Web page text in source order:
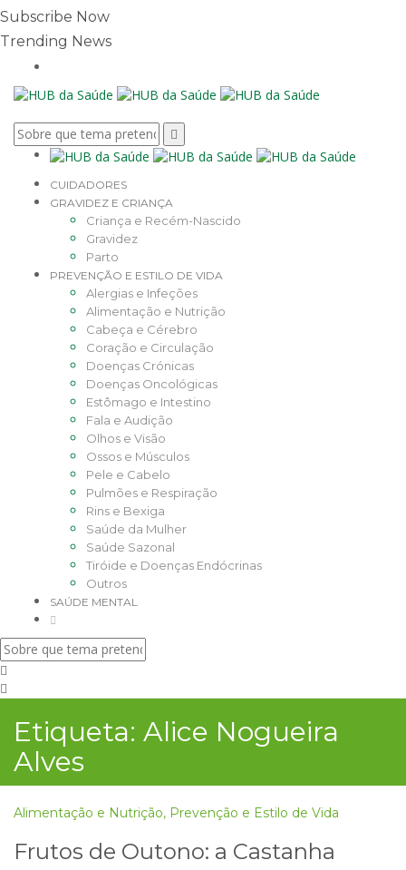
Subscribe Now
Trending News
CUIDADORES
GRAVIDEZ E CRIANÇA
Criança e Recém-Nascido
Gravidez
Parto
PREVENÇÃO E ESTILO DE VIDA
Alergias e Infeções
Alimentação e Nutrição
Cabeça e Cérebro
Coração e Circulação
Doenças Crónicas
Doenças Oncológicas
Estômago e Intestino
Fala e Audição
Olhos e Visão
Ossos e Músculos
Pele e Cabelo
Pulmões e Respiração
Rins e Bexiga
Saúde da Mulher
Saúde Sazonal
Tiróide e Doenças Endócrinas
Outros
SAÚDE MENTAL
Etiqueta: Alice Nogueira
Alves
Alimentação e Nutrição, Prevenção e Estilo de Vida
Frutos de Outono: a Castanha